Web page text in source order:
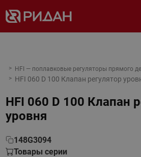
HFI — поплавковые регуляторы прямого
HFI 060 D 100 Клапан регулятор
HFI 060 D 100 Клапан
уровня
148G3094
Товары серии